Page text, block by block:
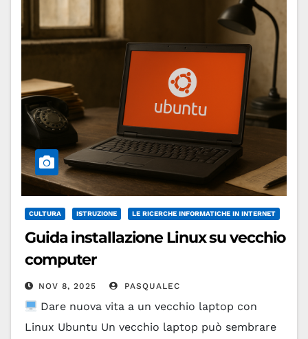
CULTURA ISTRUZIONE LE RICERCHE INFORMATICHE IN INTERNET
Guida installazione Linux su vecchio
computer
NOV 8, 2025 PASQUALEC
Dare nuova vita a un vecchio laptop con
Linux Ubuntu Un vecchio laptop può sembrare